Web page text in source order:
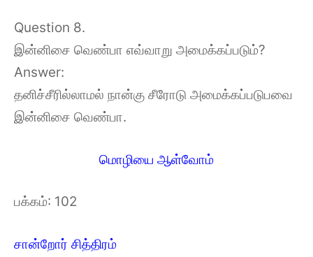
Question 8.
இன்னிசை வெண்பா எவ்வாறு அமைக்கப்படும்?
Answer:
தனிச்சீரில்லாமல் நான்கு சீரோடு அமைக்கப்படுபவை
இன்னிசை வெண்பா.
மொழியை ஆள்வோம்
பக்கம்: 102
சான்றோர் சித்திரம்